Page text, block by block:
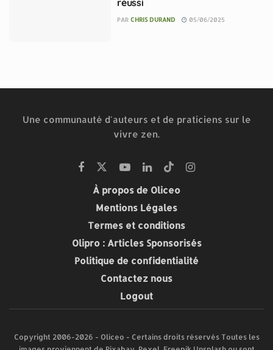
réussi
PAR CHRIS DURAND 05/06/2025
Une communauté d'auteurs et de praticiens sur le
vivre zen.
À propos de Oliceo
Mentions Légales
Termes et conditions
Olipro : Articles Sponsorisés
Politique de confidentialité
Contactez nous
Logout
Copyright 2006-2026 - Oliceo - Certains droits réservés Toutes les